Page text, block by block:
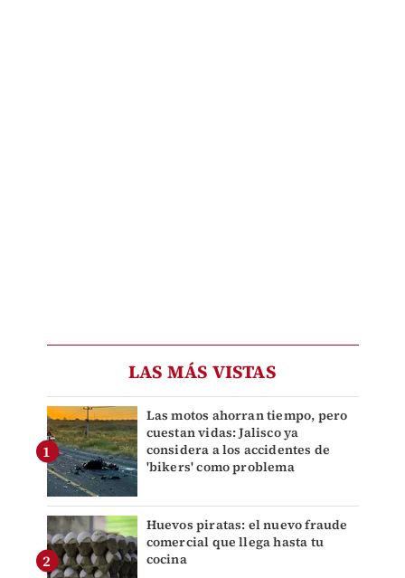
LAS MÁS VISTAS
Las motos ahorran tiempo, pero
cuestan vidas: Jalisco ya
considera a los accidentes de
'bikers' como problema
Huevos piratas: el nuevo fraude
comercial que llega hasta tu
cocina